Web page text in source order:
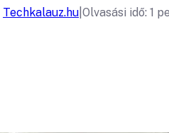
Techkalauz.hu Olvasási idő: 1